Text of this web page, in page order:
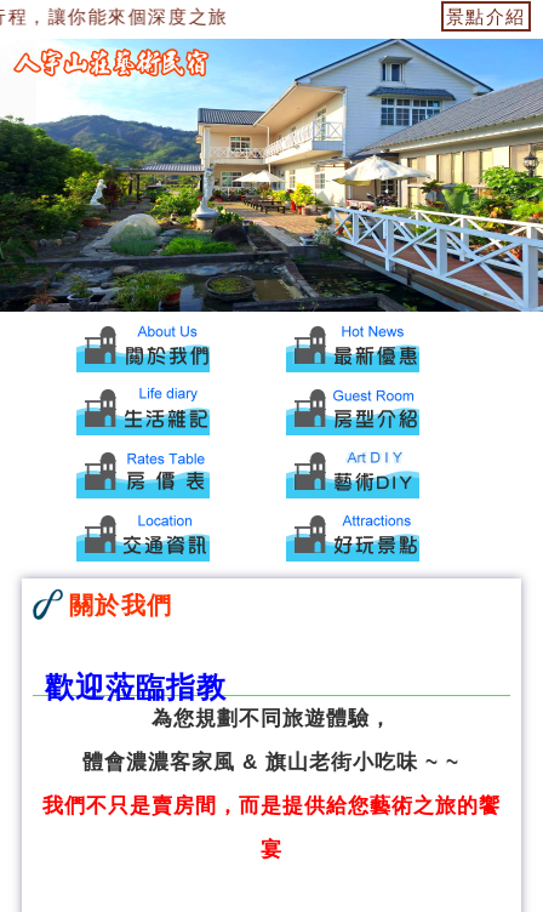
，讓你能來個深度之旅 景點介紹
關於我們
歡迎蒞臨指教
為您規劃不同旅遊體驗，
體會濃濃客家風 & 旗山老街小吃味 ~ ~
我們不只是賣房間，而是提供給您藝術之旅的饗
宴